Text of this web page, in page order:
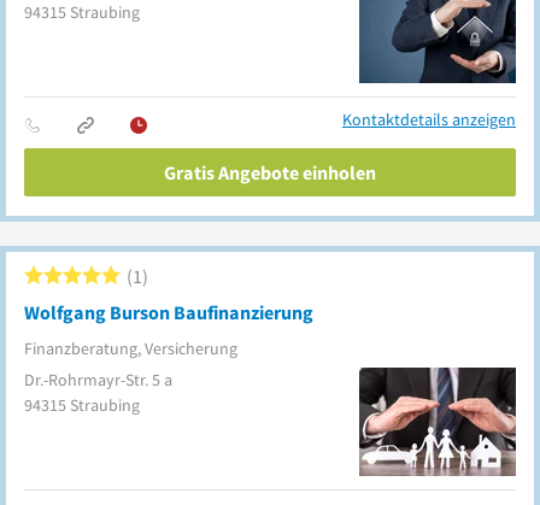
94315 Straubing
Kontaktdetails anzeigen
Gratis Angebote einholen
Wolfgang Burson Baufinanzierung
Finanzberatung, Versicherung
1
Dr.-Rohrmayr-Str. 5 a
94315 Straubing